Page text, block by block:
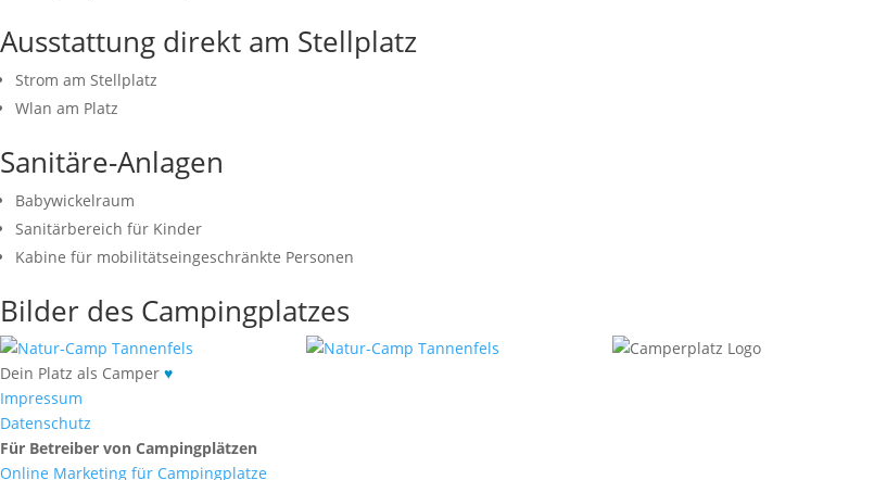
Ausstattung direkt am Stellplatz
Strom am Stellplatz
Wlan am Platz
Sanitäre-Anlagen
Babywickelraum
Sanitärbereich für Kinder
Kabine für mobilitätseingeschränkte Personen
Bilder des Campingplatzes
Dein Platz als Camper ♥
Impressum
Datenschutz
Für Betreiber von Campingplätzen
Online Marketing für Campingplatze